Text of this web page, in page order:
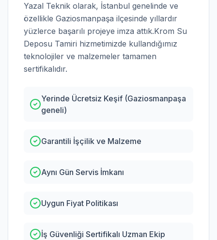
Yazal Teknik olarak, İstanbul genelinde ve
özellikle Gaziosmanpaşa ilçesinde yıllardır
yüzlerce başarılı projeye imza attık.Krom Su
Deposu Tamiri hizmetimizde kullandığımız
teknolojiler ve malzemeler tamamen
sertifikalıdır.
Yerinde Ücretsiz Keşif (Gaziosmanpaşa
geneli)
Garantili İşçilik ve Malzeme
Aynı Gün Servis İmkanı
Uygun Fiyat Politikası
İş Güvenliği Sertifikalı Uzman Ekip